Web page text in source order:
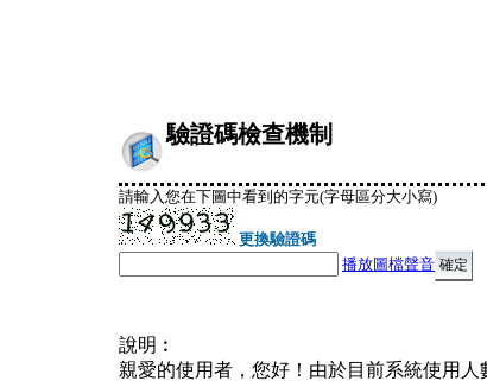
驗證碼檢查機制
請輸入您在下圖中看到的字元(字母區分大小寫)
更換驗證碼
播放圖檔聲音
說明︰
親愛的使用者，您好！由於目前系統使用